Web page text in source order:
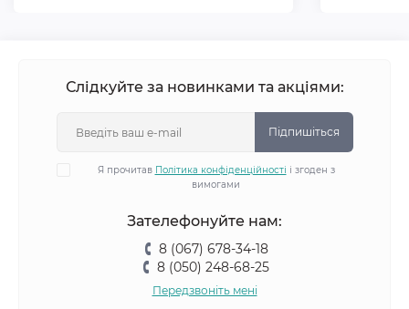
Слідкуйте за новинками та акціями:
Підпишіться
Я прочитав Політика конфіденційності і згоден з
вимогами
Зателефонуйте нам:
8 (067) 678-34-18
8 (050) 248-68-25
Передзвоніть мені